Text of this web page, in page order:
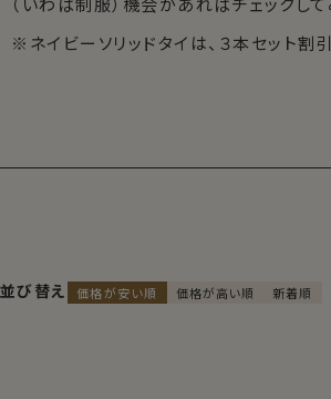
※ネイビーソリッドタイは、３本セット割
並び替え 価格が安い順 価格が高い順 新着順